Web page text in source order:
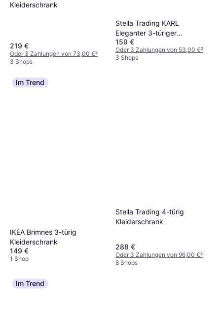
Kleiderschrank
219 €
Oder 3 Zahlungen von 73,00 €²
3 Shops
Stella Trading KARL
Eleganter 3-türiger
Kleiderschrank
159 €
Oder 3 Zahlungen von 53,00 €²
3 Shops
Im Trend
IKEA Brimnes 3-türig
Kleiderschrank
149 €
1 Shop
Stella Trading 4-türig
Kleiderschrank
288 €
Oder 3 Zahlungen von 96,00 €²
8 Shops
Im Trend